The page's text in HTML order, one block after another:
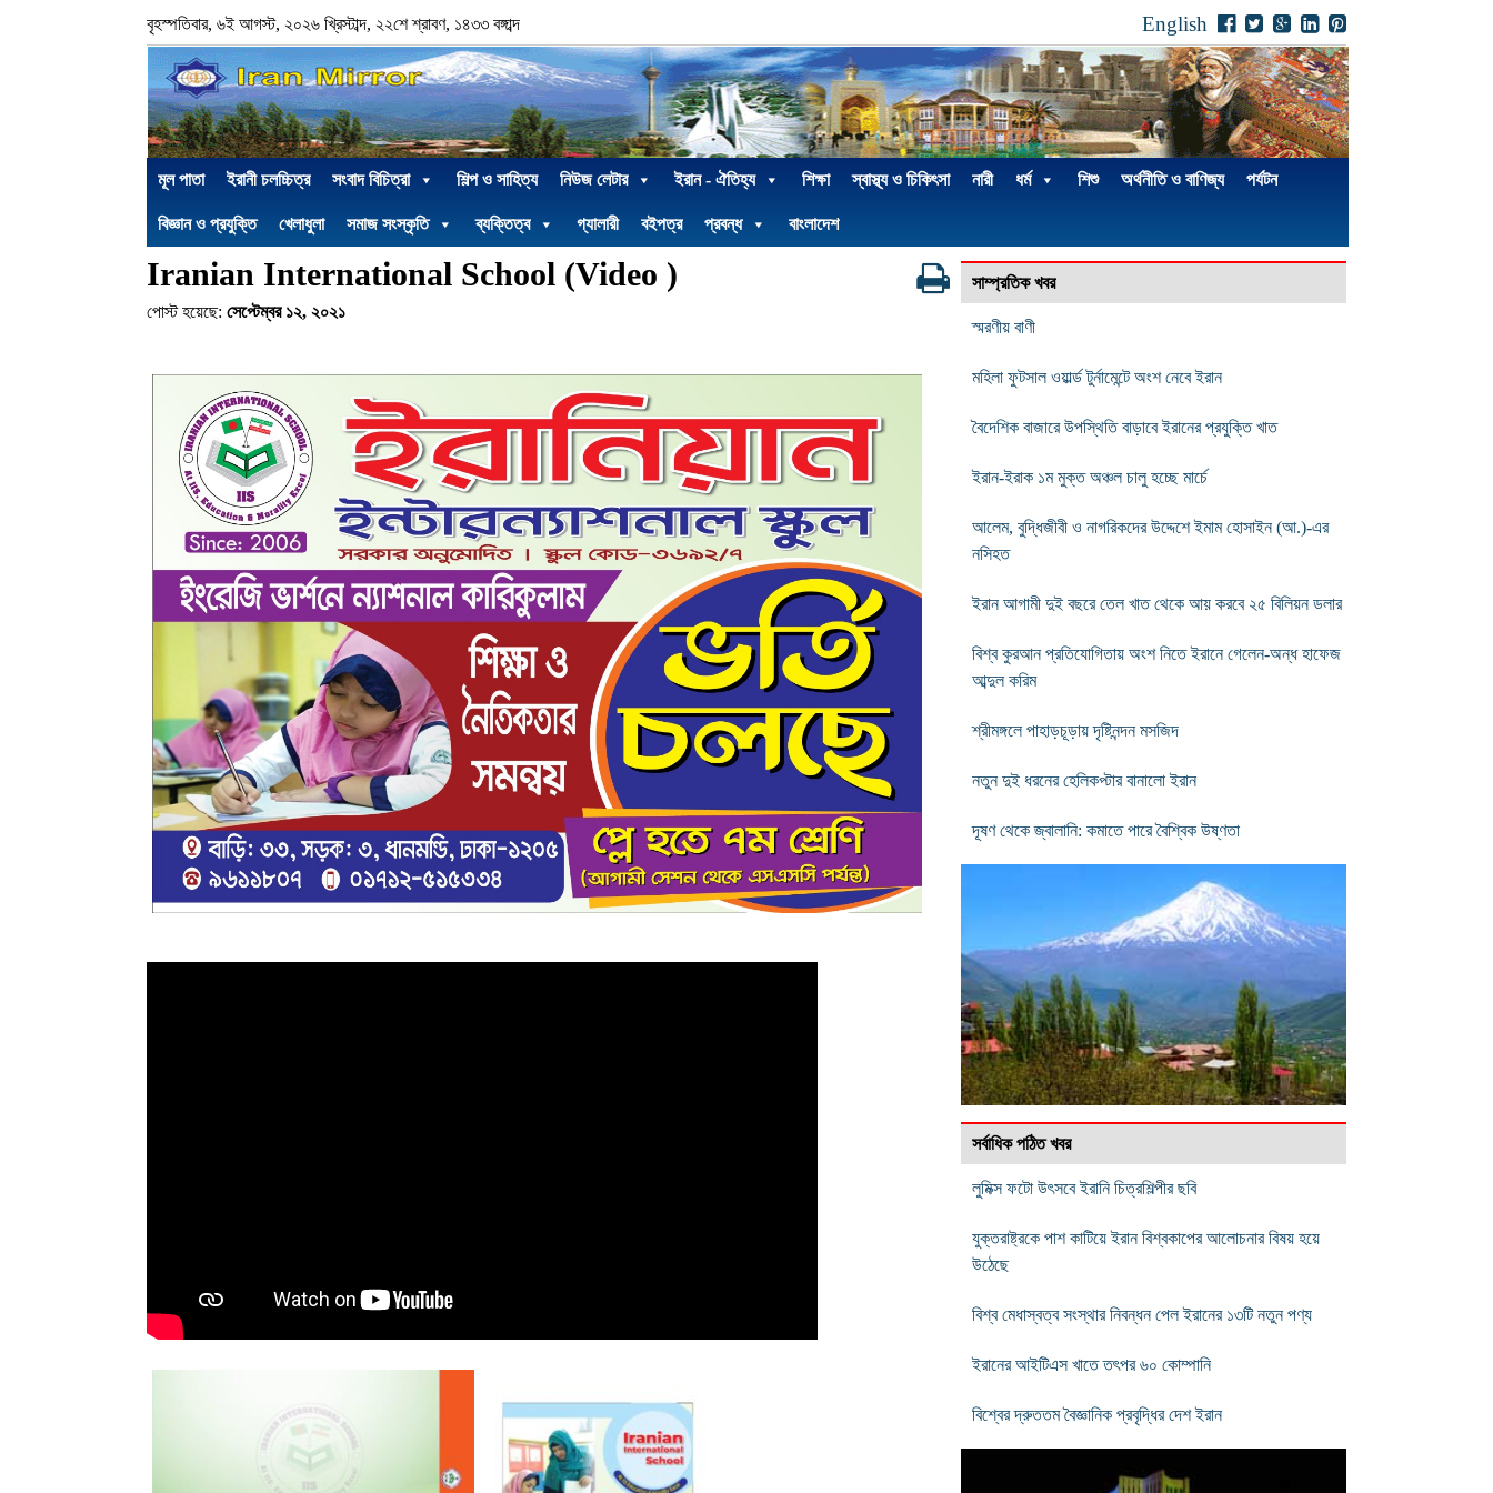
বৃহস্পতিবার, ৬ই আগস্ট, ২০২৬ খ্রিস্টাব্দ, ২২শে শ্রাবণ, ১৪৩৩ বঙ্গাব্দ English
মূল পাতা ইরানী চলচ্চিত্র সংবাদ বিচিত্রা শিল্প ও সাহিত্য নিউজ লেটার ইরান - ঐতিহ্য শিক্ষা স্বাস্থ্য ও চিকিৎসা নারী ধর্ম শিশু অর্থনীতি ও বাণিজ্য পর্যটন
বিজ্ঞান ও প্রযুক্তি খেলাধুলা সমাজ সংস্কৃতি ব্যক্তিত্ব গ্যালারী বইপত্র প্রবন্ধ বাংলাদেশ
Iranian International School (Video )
পোস্ট হয়েছে: সেপ্টেম্বর ১২, ২০২১
সাম্প্রতিক খবর
স্মরণীয় বাণী
মহিলা ফুটসাল ওয়ার্ল্ড টুর্নামেন্টে অংশ নেবে ইরান
বৈদেশিক বাজারে উপস্থিতি বাড়াবে ইরানের প্রযুক্তি খাত
ইরান-ইরাক ১ম মুক্ত অঞ্চল চালু হচ্ছে মার্চে
আলেম, বুদ্ধিজীবী ও নাগরিকদের উদ্দেশে ইমাম হোসাইন (আ.)-এর
নসিহত
ইরান আগামী দুই বছরে তেল খাত থেকে আয় করবে ২৫ বিলিয়ন ডলার
বিশ্ব কুরআন প্রতিযোগিতায় অংশ নিতে ইরানে গেলেন-অন্ধ হাফেজ
আব্দুল করিম
শ্রীমঙ্গলে পাহাড়চূড়ায় দৃষ্টিনন্দন মসজিদ
নতুন দুই ধরনের হেলিকপ্টার বানালো ইরান
দূষণ থেকে জ্বালানি: কমাতে পারে বৈশ্বিক উষ্ণতা
সর্বাধিক পঠিত খবর
লুমিক্স ফটো উৎসবে ইরানি চিত্রশিল্পীর ছবি
যুক্তরাষ্ট্রকে পাশ কাটিয়ে ইরান বিশ্বকাপের আলোচনার বিষয় হয়ে
উঠেছে
বিশ্ব মেধাস্বত্ব সংস্থার নিবন্ধন পেল ইরানের ১৩টি নতুন পণ্য
ইরানের আইটিএস খাতে তৎপর ৬০ কোম্পানি
বিশ্বের দ্রুততম বৈজ্ঞানিক প্রবৃদ্ধির দেশ ইরান